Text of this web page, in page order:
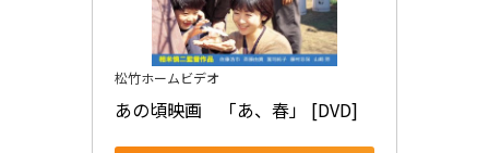
松竹ホームビデオ
あの頃映画　「あ、春」 [DVD]